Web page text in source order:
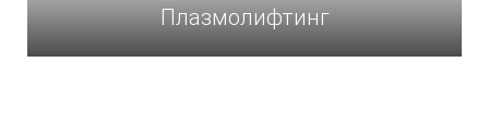
Плазмолифтинг